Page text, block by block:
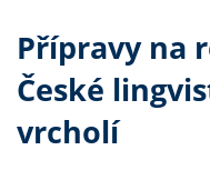
Přípravy na
České
vrcholí